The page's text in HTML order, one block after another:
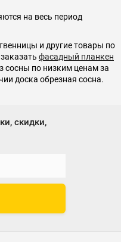
на весь период
и другие товары по
фасадный планкен
сосны по низким ценам за
доска обрезная сосна.
скидки,